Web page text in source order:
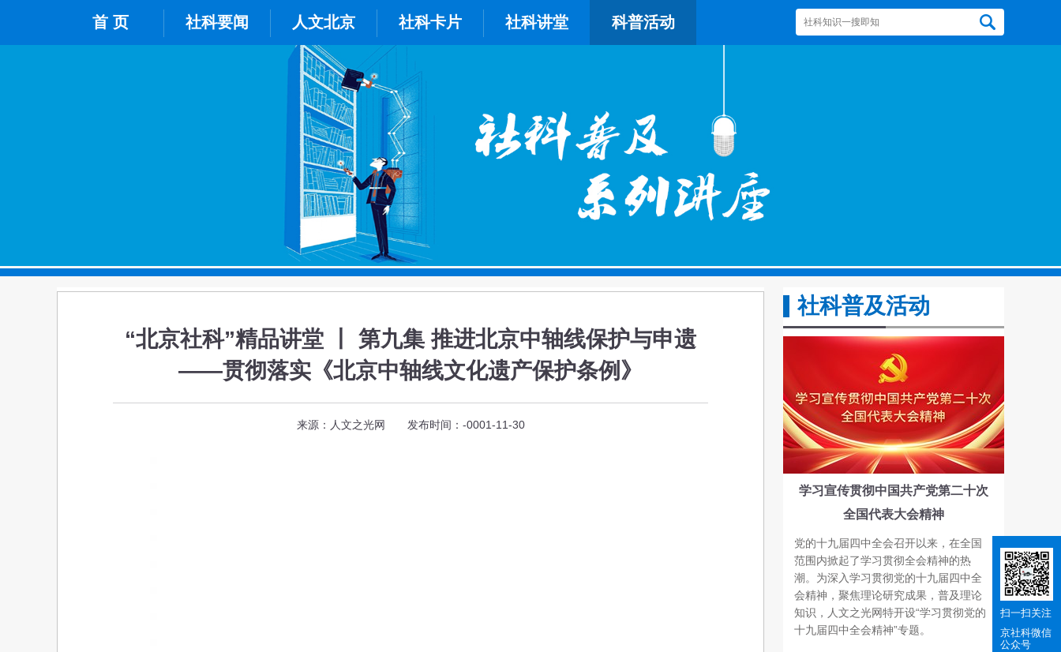
首 页 社科要闻 人文北京 社科卡片 社科讲堂 科普活动
“北京社科”精品讲堂 丨 第九集 推进北京中轴线保护与申遗
——贯彻落实《北京中轴线文化遗产保护条例》
来源：人文之光网 发布时间：-0001-11-30
社科普及活动
学习宣传贯彻中国共产党第二十次
全国代表大会精神
党的十九届四中全会召开以来，在全国
范围内掀起了学习贯彻全会精神的热
潮。为深入学习贯彻党的十九届四中全
会精神，聚焦理论研究成果，普及理论
知识，人文之光网特开设“学习贯彻党的
十九届四中全会精神”专题。
扫一扫关注
京社科微信
公众号